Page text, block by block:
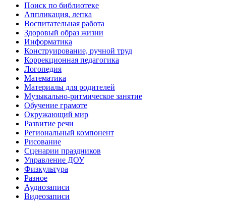
Поиск по библиотеке
Аппликация, лепка
Воспитательная работа
Здоровый образ жизни
Информатика
Конструирование, ручной труд
Коррекционная педагогика
Логопедия
Математика
Материалы для родителей
Музыкально-ритмическое занятие
Обучение грамоте
Окружающий мир
Развитие речи
Региональный компонент
Рисование
Сценарии праздников
Управление ДОУ
Физкультура
Разное
Аудиозаписи
Видеозаписи